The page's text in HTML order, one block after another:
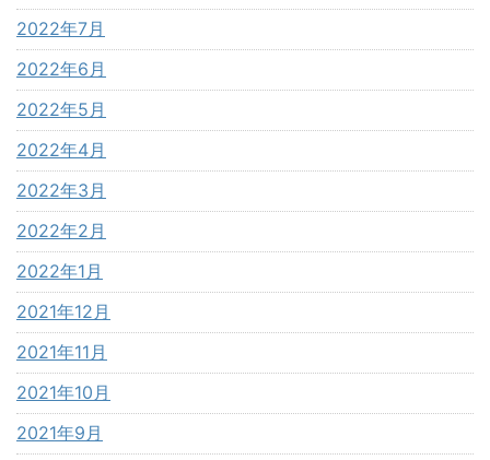
2022年7月
2022年6月
2022年5月
2022年4月
2022年3月
2022年2月
2022年1月
2021年12月
2021年11月
2021年10月
2021年9月